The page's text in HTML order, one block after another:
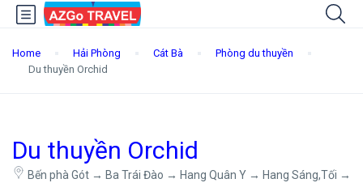
Home Hải Phòng Cát Bà
Phòng du thuyền
Du thuyền Orchid
Du thuyền Orchid
Bến phà Gót → Ba Trái Đào → Hang Quân Y → Hang Sáng,Tối →